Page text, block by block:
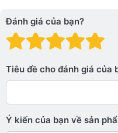
Đánh giá của bạn?
Đánh
Đánh
Đánh giá: 1
Tiêu đề cho đánh giá của
Ý kiến ​​của bạn về sản